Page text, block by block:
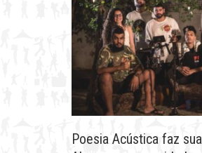
Poesia Acústica faz